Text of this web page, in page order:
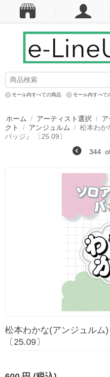
モール内すべての商品 モール内すべて
ホーム / アーティスト選択 / ア
クト
/ アンジュルム / 松本わか
バッジ』 〔25.09〕
344
松本わかな(アンジュルム)
〔25.09〕